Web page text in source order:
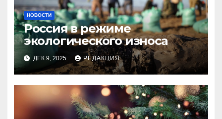
НОВОСТИ
Россия в режиме
экологического износа
ДЕК 9, 2025 РЕДАКЦИЯ